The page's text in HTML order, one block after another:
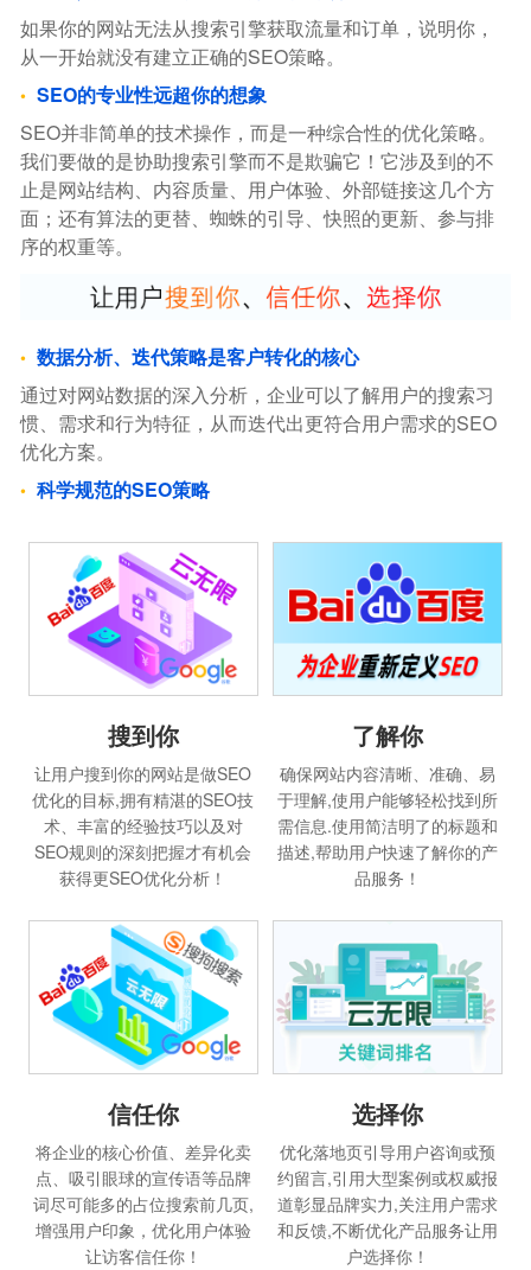
如果你的网站无法从搜索引擎获取流量和订单，说明你，
从一开始就没有建立正确的SEO策略。
SEO的专业性远超你的想象
SEO并非简单的技术操作，而是一种综合性的优化策略。
我们要做的是协助搜索引擎而不是欺骗它！它涉及到的不
止是网站结构、内容质量、用户体验、外部链接这几个方
面；还有算法的更替、蜘蛛的引导、快照的更新、参与排
序的权重等。
数据分析、迭代策略是客户转化的核心
通过对网站数据的深入分析，企业可以了解用户的搜索习
惯、需求和行为特征，从而迭代出更符合用户需求的SEO
优化方案。
科学规范的SEO策略
搜到你
让用户搜到你的网站是做SEO
优化的目标,拥有精湛的SEO技
术、丰富的经验技巧以及对
SEO规则的深刻把握才有机会
获得更SEO优化分析！
了解你
确保网站内容清晰、准确、易
于理解,使用户能够轻松找到所
需信息.使用简洁明了的标题和
描述,帮助用户快速了解你的产
品服务！
信任你
将企业的核心价值、差异化卖
点、吸引眼球的宣传语等品牌
词尽可能多的占位搜索前几页,
增强用户印象，优化用户体验
让访客信任你！
选择你
优化落地页引导用户咨询或预
约留言,引用大型案例或权威报
道彰显品牌实力,关注用户需求
和反馈,不断优化产品服务让用
户选择你！